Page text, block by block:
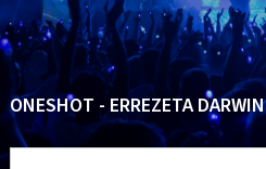
ONESHOT - ERREZETA DARWIN